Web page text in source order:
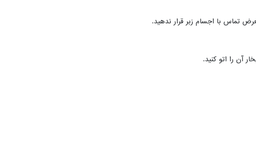
تماس با اجسام زبر قرار ندهید.
آن را اتو کنید.